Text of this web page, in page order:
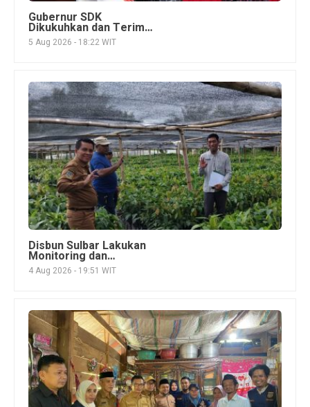
Gubernur SDK
Dikukuhkan dan Terima
Penghargaan dari
Pemangku Adat
5 Aug 2026 - 18:22 WIT
Disbun Sulbar Lakukan
Monitoring dan
Pengawasan
Pembibitan Kakao di
4 Aug 2026 - 19:51 WIT